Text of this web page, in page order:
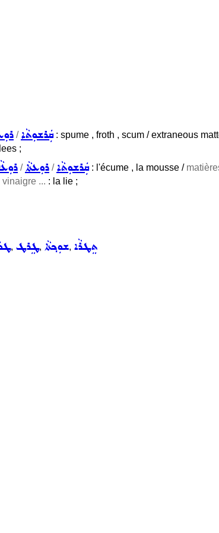
/ܩܲܪܫܘܼܬܵܐ: spume , froth , scum / extraneous
;
/ܪܘܼܥܬܵܐ /ܩܲܪܫܘܼܬܵܐ: l'écume , la mousse /
vinaigre ... : la lie ;
, ܛܸܪܛ, ܫܘܼܟ݂ܬܵܐ, ܬܸܛܪܵܐ